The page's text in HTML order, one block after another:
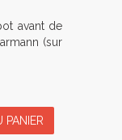
avant de
(sur
PANIER